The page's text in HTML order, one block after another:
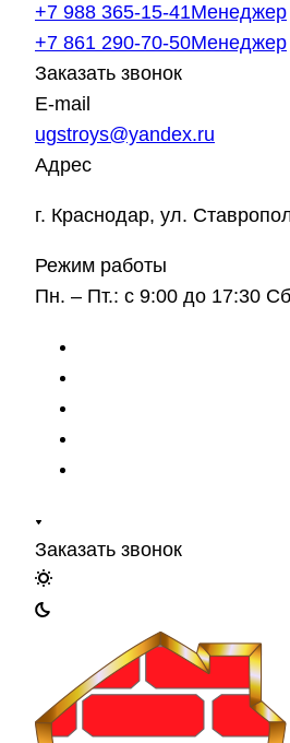
+7 988 365-15-41Менеджер
+7 861 290-70-50Менеджер
Заказать звонок
E-mail
ugstroys@yandex.ru
Адрес
г. Краснодар, ул.
Режим работы
Пн. – Пт.: с 9:00 до 17:30
Заказать звонок